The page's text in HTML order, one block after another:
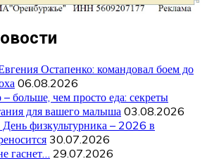
Остапенко: командовал боем до
06.08.2026
больше, чем просто еда: секреты
для вашего малыша 03.08.2026
физкультурника – 2026 в
30.07.2026
гаснет…
29.07.2026